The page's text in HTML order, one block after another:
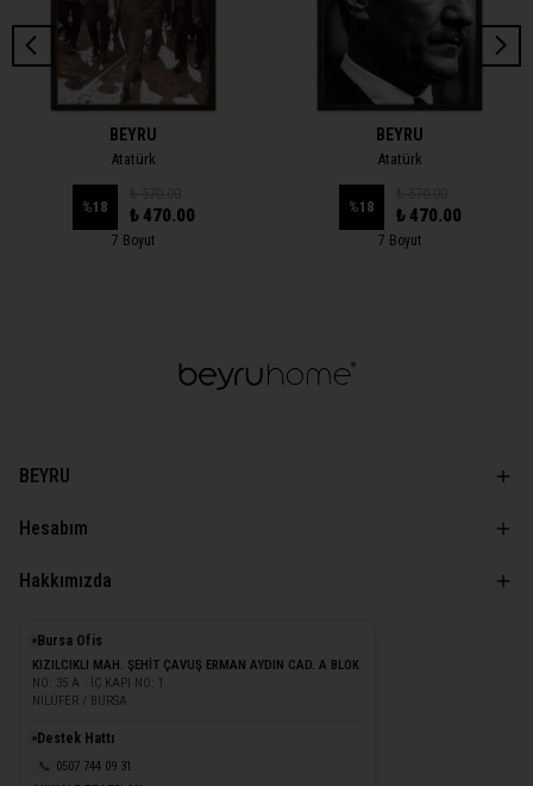
BEYRU
Atatürk
%18 ₺ 470.00
7 Boyut
BEYRU
Atatürk
%18 ₺ 470.00
7 Boyut
BEYRU
Hesabım
Hakkımızda
Bursa Ofis
KIZILCIKLI MAH. ŞEHİT ÇAVUŞ ERMAN AYDIN CAD. A BLOK
NO: 35 A · İÇ KAPI NO: 1
NİLÜFER / BURSA
Destek Hattı
📞 0507 744 09 31